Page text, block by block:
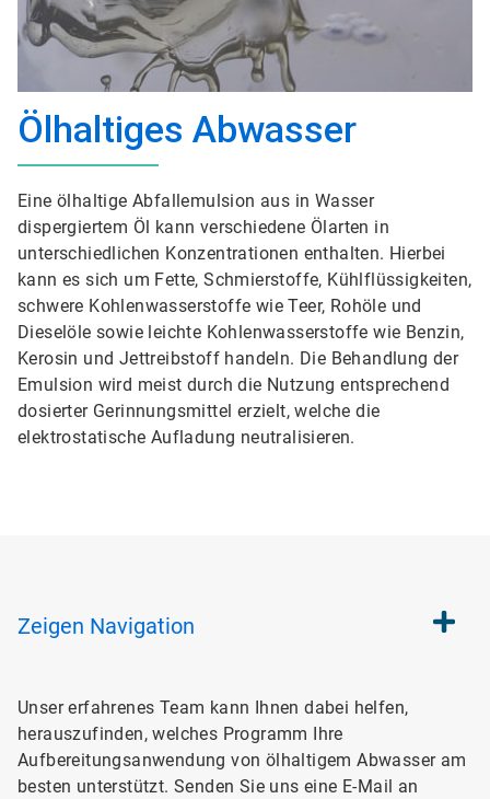
Ölhaltiges Abwasser
Eine ölhaltige Abfallemulsion aus in Wasser
dispergiertem Öl kann verschiedene Ölarten in
unterschiedlichen Konzentrationen enthalten. Hierbei
kann es sich um Fette, Schmierstoffe, Kühlflüssigkeiten,
schwere Kohlenwasserstoffe wie Teer, Rohöle und
Dieselöle sowie leichte Kohlenwasserstoffe wie Benzin,
Kerosin und Jettreibstoff handeln. Die Behandlung der
Emulsion wird meist durch die Nutzung entsprechend
dosierter Gerinnungsmittel erzielt, welche die
elektrostatische Aufladung neutralisieren.
Zeigen Navigation
Unser erfahrenes Team kann Ihnen dabei helfen,
herauszufinden, welches Programm Ihre
Aufbereitungsanwendung von ölhaltigem Abwasser am
besten unterstützt. Senden Sie uns eine E-Mail an